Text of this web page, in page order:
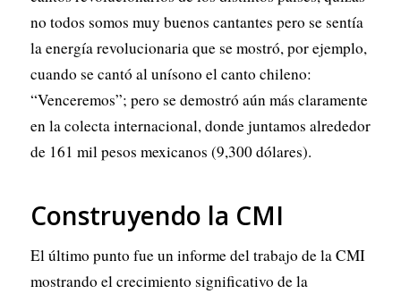
no todos somos muy buenos cantantes pero se sentía
la energía revolucionaria que se mostró, por ejemplo,
cuando se cantó al unísono el canto chileno:
“Venceremos”; pero se demostró aún más claramente
en la colecta internacional, donde juntamos alrededor
de 161 mil pesos mexicanos (9,300 dólares).
Construyendo la CMI
El último punto fue un informe del trabajo de la CMI
mostrando el crecimiento significativo de la